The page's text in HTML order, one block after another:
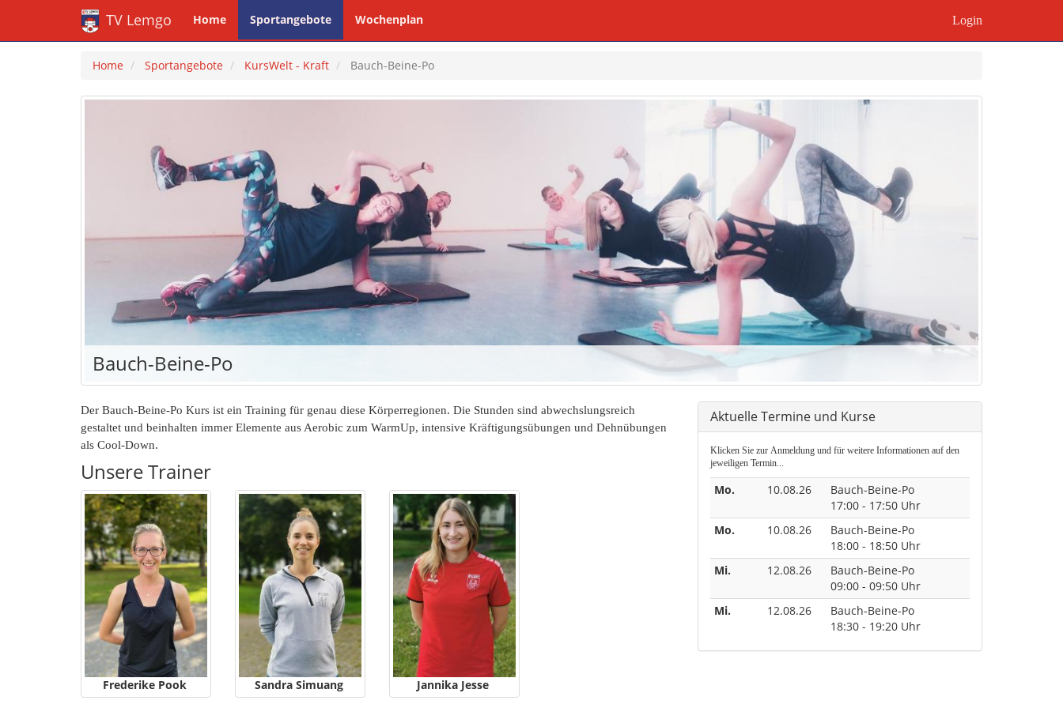
TV Lemgo Home Sportangebote Wochenplan Login
Home Sportangebote KursWelt - Kraft Bauch-Beine-Po
Bauch-Beine-Po
Der Bauch-Beine-Po Kurs ist ein Training für genau diese Körperregionen. Die Stunden sind abwechslungsreich
gestaltet und beinhalten immer Elemente aus Aerobic zum WarmUp, intensive Kräftigungsübungen und Dehnübungen
als Cool-Down.
Unsere Trainer
Frederike Pook Sandra Simuang Jannika Jesse
Aktuelle Termine und Kurse
Klicken Sie zur Anmeldung und für weitere Informationen auf den
jeweiligen Termin...
Mo. 10.08.26
Bauch-Beine-Po
17:00 - 17:50 Uhr
Mo.
10.08.26
Bauch-Beine-Po
18:00 - 18:50 Uhr
Mi.
12.08.26
Bauch-Beine-Po
09:00 - 09:50 Uhr
Mi.
12.08.26
Bauch-Beine-Po
18:30 - 19:20 Uhr